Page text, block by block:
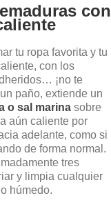
con
tu ropa favorita y tu
con los
¡no te
paño, extiende un
o sal marina sobre
aún caliente por
adelante, como si
de forma normal.
tres
y limpia cualquier
húmedo.